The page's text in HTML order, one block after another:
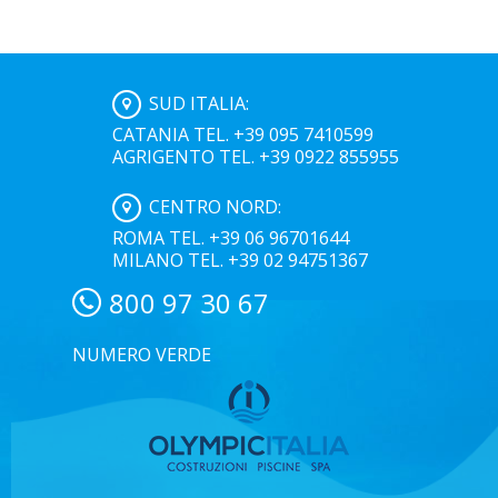
SUD ITALIA:
CATANIA TEL. +39 095 7410599
AGRIGENTO TEL. +39 0922 855955
CENTRO NORD:
ROMA TEL. +39 06 96701644
MILANO TEL. +39 02 94751367
800 97 30 67
NUMERO VERDE